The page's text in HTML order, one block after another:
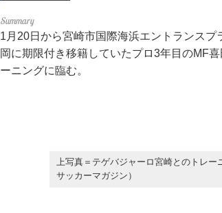
1月20日から宮崎市国際海浜エントランス
岡に期限付き移籍していたプロ3年目のMF
ーニングに臨む。
上写真＝テゲバジャーロ宮崎とのトレ
サッカーマガジン）